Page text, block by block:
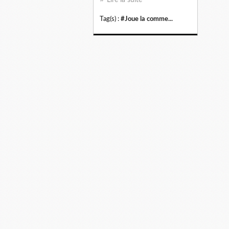
Tag(s) : #Joue la comme...